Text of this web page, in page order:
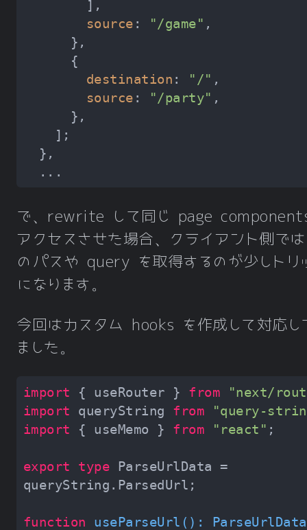
source : "/game"
destination : "/"
source : "/party"
で、rewrite して同じ page
アクセスさせた場合、クライアント側で
のパスや query を取得するのが少しトリ
になります。
今回はカスタム hooks を作成して対応し
ました。
import { useRouter } from
"next/
import queryString from
"query-
import { useMemo } from "react"
export type ParseUrlData =
function useParseUrl ( ): ParseUrlData